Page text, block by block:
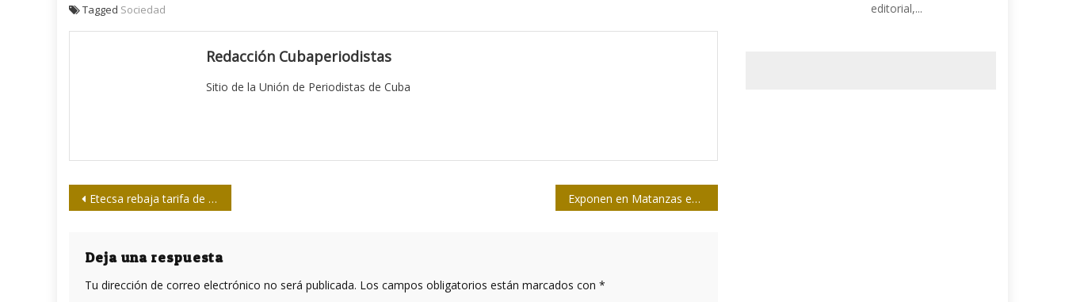
Tagged Sociedad
Redacción Cubaperiodistas
Sitio de la Unión de Periodistas de Cuba
Navegación
entradas
Etecsa rebaja tarifa de navegación internacional Exponen en Matanzas experiencias sobre periodismo en tiempos de huracán
Deja una respuesta
Tu dirección de correo electrónico no será publicada. Los campos obligatorios están marcados con *
editorial,...